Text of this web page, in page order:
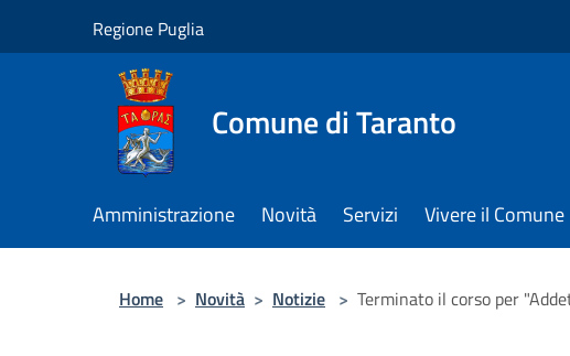
Regione Puglia
Comune di Taranto
Amministrazione Novità Servizi Vivere il Comune
Home > Novità > Notizie > Terminato il corso per